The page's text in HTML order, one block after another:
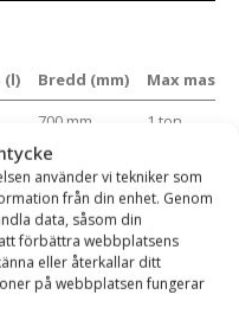
använder vi tekniker som
från din enhet. Genom
data, såsom din
förbättra webbplatsens
eller återkallar ditt
på webbplatsen fungerar
(l) Bredd (mm)
Max
700 mm 1 ton
700 mm 1 ton
800 mm 1 ton